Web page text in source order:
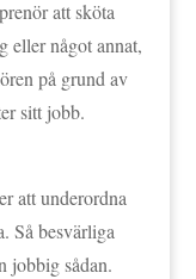
att sköta
eller något annat,
på grund av
sitt jobb.
att underordna
Så besvärliga
jobbig sådan.